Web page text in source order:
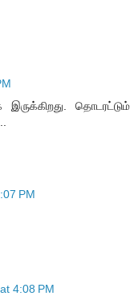
தொடரட்டும்
PM
4:08 PM